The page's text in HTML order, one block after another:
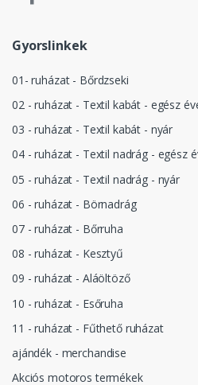
Gyorslinkek
01- ruházat - Bőrdzseki
02 - ruházat - Textil kabát - egész
03 - ruházat - Textil kabát - nyár
04 - ruházat - Textil nadrág - egész
05 - ruházat - Textil nadrág - nyár
06 - ruházat - Börnadrág
07 - ruházat - Bőrruha
08 - ruházat - Kesztyű
09 - ruházat - Aláöltöző
10 - ruházat - Esőruha
11 - ruházat - Fűthető ruházat
ajándék - merchandise
Akciós motoros termékek